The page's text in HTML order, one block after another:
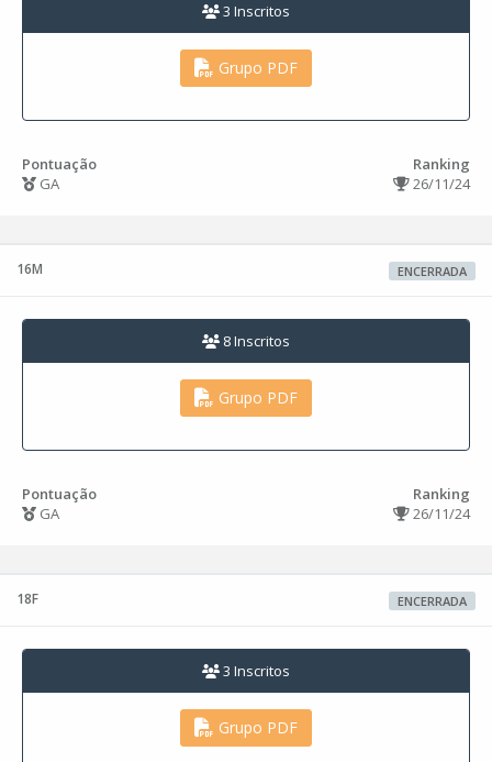
3 Inscritos
Grupo PDF
Pontuação
GA
Ranking
26/11/24
ENCERRADA
16M
8 Inscritos
Grupo PDF
Pontuação
GA
Ranking
26/11/24
ENCERRADA
18F
3 Inscritos
Grupo PDF